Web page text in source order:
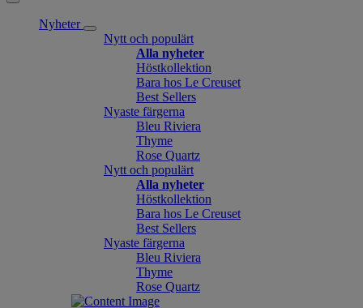
Nyheter
Nytt och populärt
Alla nyheter
Höstkollektion
Bara hos Le Creuset
Best Sellers
Nyaste färgerna
Bleu Riviera
Thyme
Rose Quartz
Nytt och populärt
Alla nyheter
Höstkollektion
Bara hos Le Creuset
Best Sellers
Nyaste färgerna
Bleu Riviera
Thyme
Rose Quartz